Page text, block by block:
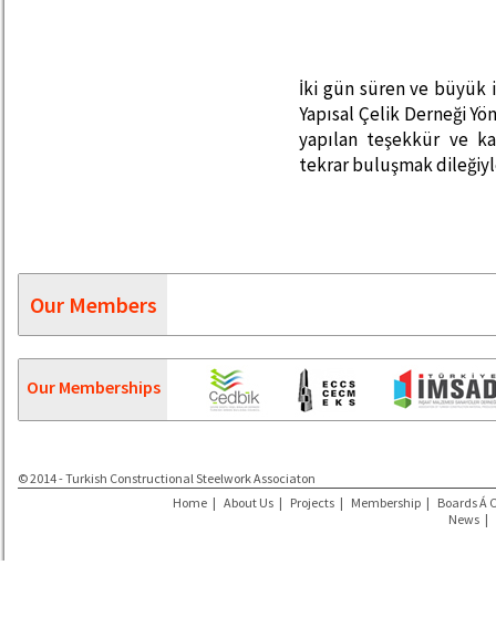
İki gün süren ve büyük
Yapısal Çelik Derneği
yapılan teşekkür ve
tekrar buluşmak
Our Members
Our Memberships
© 2014 - Turkish Constructional Steelwork Associaton
Home | About Us | Projects | Membership | Boards Á
News |